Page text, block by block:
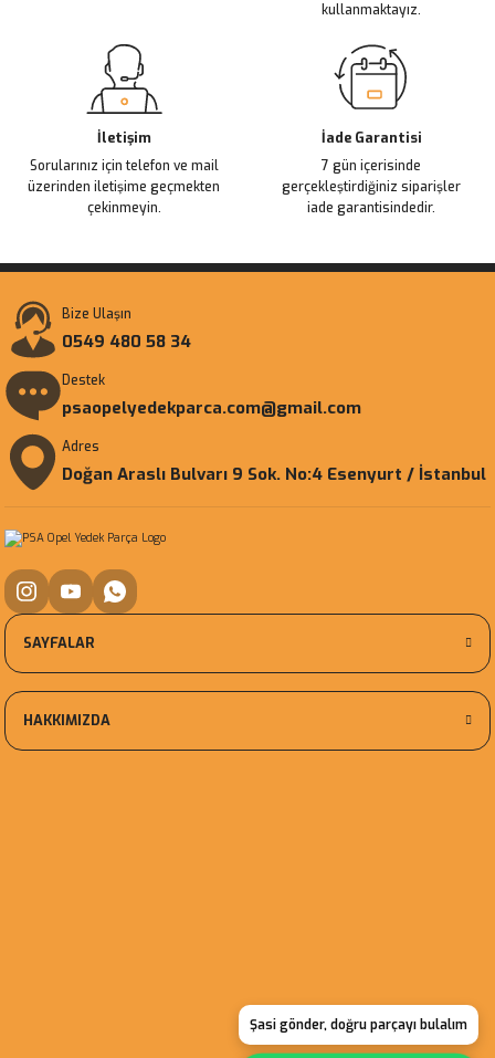
kullanmaktayız.
İletişim
Sorularınız için telefon ve mail
üzerinden iletişime geçmekten
çekinmeyin.
İade Garantisi
7 gün içerisinde
gerçekleştirdiğiniz siparişler
iade garantisindedir.
Bize Ulaşın
0549 480 58 34
Destek
psaopelyedekparca.com@gmail.com
Adres
Doğan Araslı Bulvarı 9 Sok. No:4 Esenyurt / İstanbul
Şasi gönder, doğru parçayı bulalım
SAYFALAR
HAKKIMIZDA